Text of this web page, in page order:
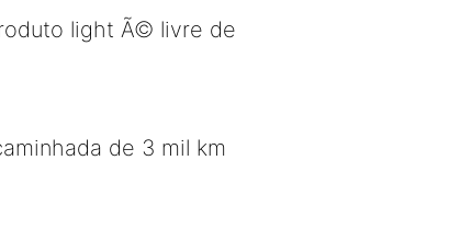
light Ã© livre de
de 3 mil km